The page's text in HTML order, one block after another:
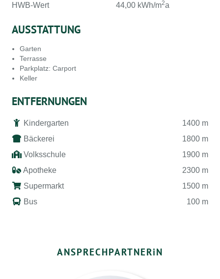
HWB-Wert
44,00 kWh/m2a
AUSSTATTUNG
Garten
Terrasse
Parkplatz: Carport
Keller
ENTFERNUNGEN
Kindergarten
1400 m
Bäckerei
1800 m
Volksschule
1900 m
Apotheke
2300 m
Supermarkt
1500 m
Bus
100 m
ANSPRECHPARTNERiN